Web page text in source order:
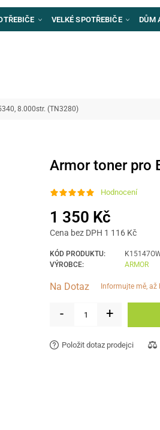
VELKÉ SPOTŘEBIČE DŮM
8.000str. (TN3280)
Armor toner pro
Hodnocení
1 350 Kč
Cena bez DPH 1 116 Kč
KÓD PRODUKTU:
VÝROBCE:
ARMOR
Na Dotaz informujte mě, až
- +
Položit dotaz prodejci